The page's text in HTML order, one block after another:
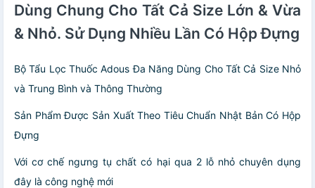
Dùng Chung Cho Tất Cả Size Lớn & Vừa
& Nhỏ. Sử Dụng Nhiều Lần Có Hộp Đựng
Bộ Tẩu Lọc Thuốc Adous Đa Năng Dùng Cho Tất Cả Size Nhỏ
và Trung Bình và Thông Thường
Sản Phẩm Được Sản Xuất Theo Tiêu Chuẩn Nhật Bản Có Hộp
Đựng
Với cơ chế ngưng tụ chất có hại qua 2 lỗ nhỏ chuyên dụng
đây là công nghệ mới